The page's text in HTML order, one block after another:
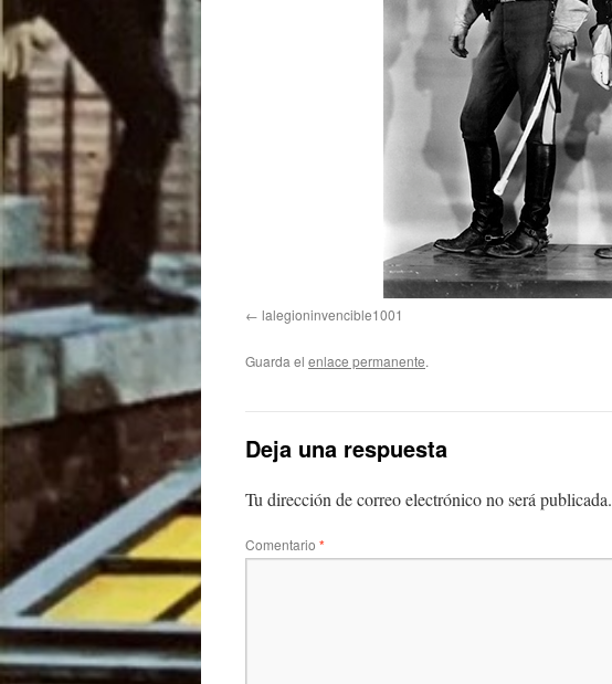
lalegioninvencible1001
Guarda el enlace permanente.
Deja una respuesta
Tu dirección de correo electrónico no será publicada.
Comentario *